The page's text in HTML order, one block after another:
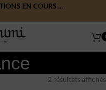
EN COURS ...
2 résultats affichés